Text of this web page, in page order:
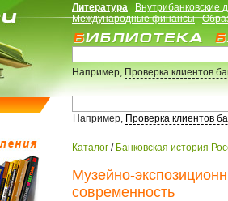
Литература
Внутрибанковские
Международные финансы
Например,Проверка клиентов
Например, Проверка клиентов
Каталог / Банковская история
Музейно-
современность